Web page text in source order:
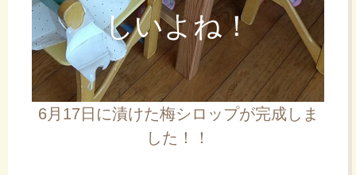
しいよね！
6月17日に漬けた梅シロップが完成しま
した！！